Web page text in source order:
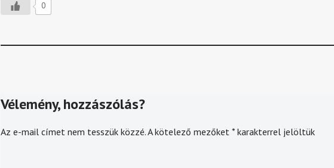
0
Vélemény, hozzászólás?
Az e-mail címet nem tesszük közzé.A kötelező mezőket *karakterrel jelöltük